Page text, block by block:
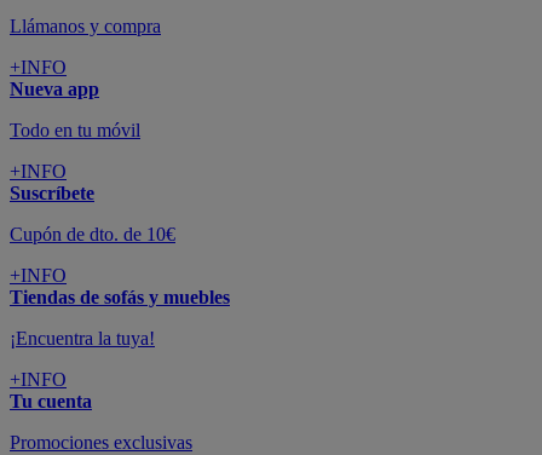
Llámanos y compra
+INFO
Nueva app
Todo en tu móvil
+INFO
Suscríbete
Cupón de dto. de 10€
+INFO
Tiendas de sofás y muebles
¡Encuentra la tuya!
+INFO
Tu cuenta
Promociones exclusivas